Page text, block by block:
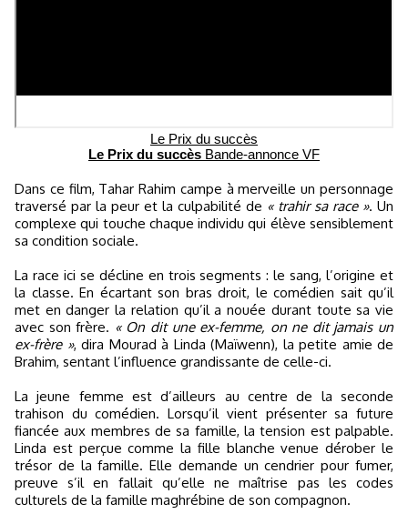
Le Prix du succès
Le Prix du succès Bande-annonce VF
Dans ce film, Tahar Rahim campe à merveille un personnage
traversé par la peur et la culpabilité de « trahir sa race ». Un
complexe qui touche chaque individu qui élève sensiblement
sa condition sociale.
La race ici se décline en trois segments : le sang, l’origine et
la classe. En écartant son bras droit, le comédien sait qu’il
met en danger la relation qu’il a nouée durant toute sa vie
avec son frère. « On dit une ex-femme, on ne dit jamais un
ex-frère », dira Mourad à Linda (Maïwenn), la petite amie de
Brahim, sentant l’influence grandissante de celle-ci.
La jeune femme est d’ailleurs au centre de la seconde
trahison du comédien. Lorsqu’il vient présenter sa future
fiancée aux membres de sa famille, la tension est palpable.
Linda est perçue comme la fille blanche venue dérober le
trésor de la famille. Elle demande un cendrier pour fumer,
preuve s’il en fallait qu’elle ne maîtrise pas les codes
culturels de la famille maghrébine de son compagnon.